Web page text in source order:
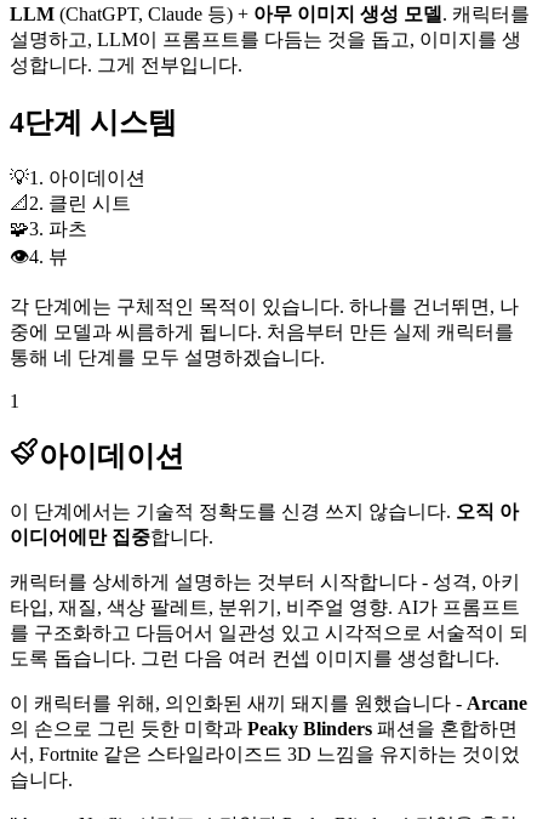
LLM (ChatGPT, Claude 등) + 아무 이미지 생성 모델 . 캐릭터를
설명하고, LLM이 프롬프트를 다듬는 것을 돕고, 이미지를 생
성합니다. 그게 전부입니다.
4단계 시스템
💡1. 아이데이션
📐 2. 클린 시트
🧩3. 파츠
👁️4. 뷰
각 단계에는 구체적인 목적이 있습니다. 하나를 건너뛰면, 나
중에 모델과 씨름하게 됩니다. 처음부터 만든 실제 캐릭터를
통해 네 단계를 모두 설명하겠습니다.
1
아이데이션
이 단계에서는 기술적 정확도를 신경 쓰지 않습니다. 오직 아
이디어에만 집중합니다.
캐릭터를 상세하게 설명하는 것부터 시작합니다 - 성격, 아키
타입, 재질, 색상 팔레트, 분위기, 비주얼 영향. AI가 프롬프트
를 구조화하고 다듬어서 일관성 있고 시각적으로 서술적이 되
도록 돕습니다. 그런 다음 여러 컨셉 이미지를 생성합니다.
이 캐릭터를 위해, 의인화된 새끼 돼지를 원했습니다 - Arcane
의 손으로 그린 듯한 미학과 Peaky Blinders 패션을 혼합하면
서, Fortnite 같은 스타일라이즈드 3D 느낌을 유지하는 것이었
습니다.